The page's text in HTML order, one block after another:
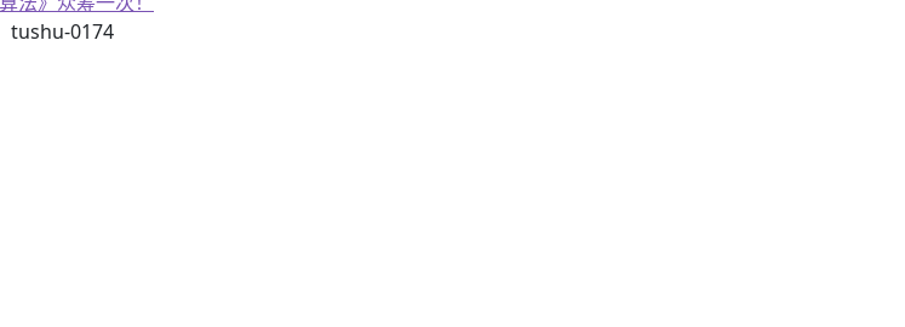
tushu-0174